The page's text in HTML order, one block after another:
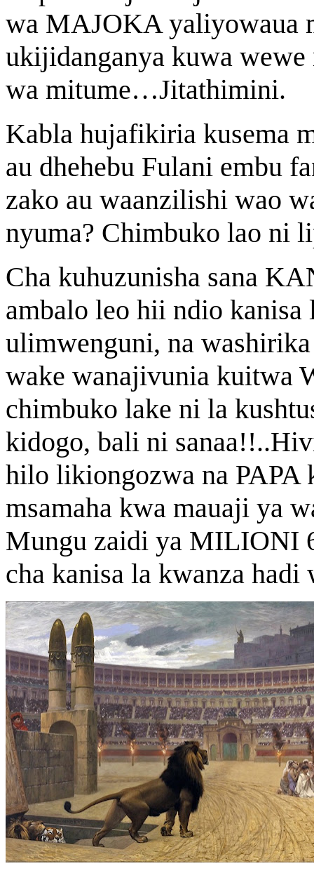
wa MAJOKA yaliyowaua
ukijidanganya kuwa
wa mitume…Jitathimini.
Kabla hujafikiria kusema
au dhehebu Fulani embu
zako au waanzilishi wao
nyuma? Chimbuko lao ni
Cha kuhuzunisha sana
ambalo leo hii ndio
ulimwenguni, na
wake wanajivunia kuitwa
chimbuko lake ni la
kidogo, bali ni
hilo likiongozwa na PAPA
msamaha kwa mauaji ya
Mungu zaidi ya MILIONI
cha kanisa la kwanza hadi